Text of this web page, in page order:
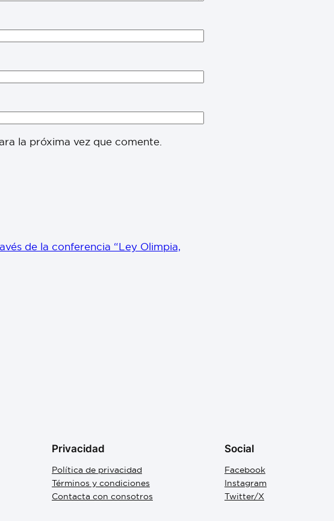
la próxima vez que comente.
de la conferencia “Ley Olimpia,
Privacidad
Política de privacidad
Términos y condiciones
Contacta con consotros
Social
Facebook
Instagram
Twitter/X